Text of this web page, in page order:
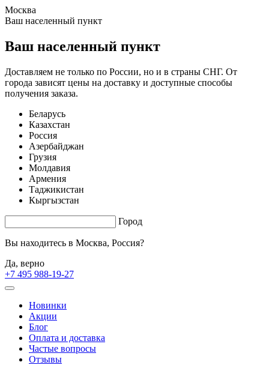
Москва
Ваш населенный пункт
Ваш населенный пункт
Доставляем не только по России, но и в страны СНГ. От
города зависят цены на доставку и доступные способы
получения заказа.
Беларусь
Казахстан
Россия
Азербайджан
Грузия
Молдавия
Армения
Таджикистан
Кыргызстан
Город
Вы находитесь в Москва, Россия?
Да, верно
+7 495 988-19-27
Новинки
Акции
Блог
Оплата и доставка
Частые вопросы
Отзывы